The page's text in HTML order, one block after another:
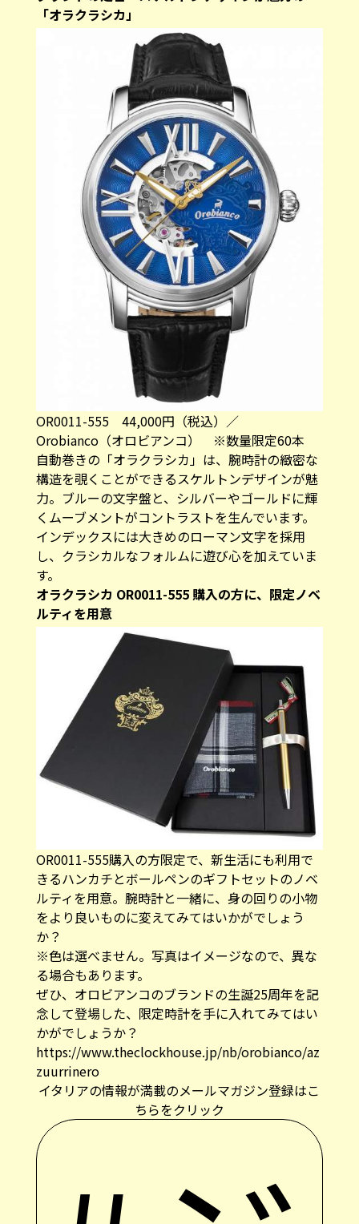
「オラクラシカ」
OR0011-555 44,000円（税込）／
Orobianco（オロビアンコ） ※数量限定60本
自動巻きの「オラクラシカ」は、腕時計の緻密な
構造を覗くことができるスケルトンデザインが魅
力。ブルーの文字盤と、シルバーやゴールドに輝
くムーブメントがコントラストを生んでいます。
インデックスには大きめのローマン文字を採用
し、クラシカルなフォルムに遊び心を加えていま
す。
オラクラシカ OR0011-555 購入の方に、限定ノベ
ルティを用意
OR0011-555購入の方限定で、新生活にも利用で
きるハンカチとボールペンのギフトセットのノベ
ルティを用意。腕時計と一緒に、身の回りの小物
をより良いものに変えてみてはいかがでしょう
か？
※色は選べません。写真はイメージなので、異な
る場合もあります。
ぜひ、オロビアンコのブランドの生誕25周年を記
念して登場した、限定時計を手に入れてみてはい
かがでしょうか？
https://www.theclockhouse.jp/nb/orobianco/az
zuurrinero
イタリアの情報が満載のメールマガジン登録はこ
ちらをクリック